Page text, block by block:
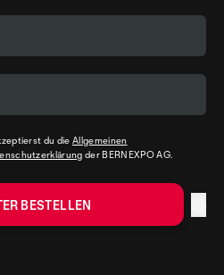
du dieAllgemeinen
der BERNEXPO AG.